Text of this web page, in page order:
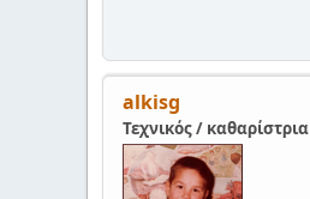
alkisg
Τεχνικός / καθαρίστρια